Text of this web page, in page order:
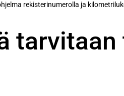
rekisterinumerolla ja
tarvitaan